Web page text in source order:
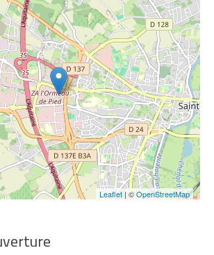
Leaflet | ©OpenStreetMap